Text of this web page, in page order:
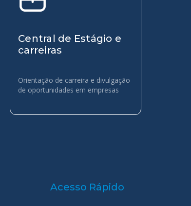
Central de Estágio e
carreiras
Orientação de carreira e divulgação
de oportunidades em empresas
Acesso Rápido